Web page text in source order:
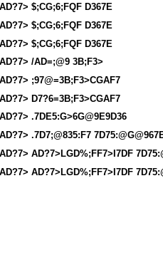
$;CG;6;FQF D367E
$;CG;6;FQF D367E
$;CG;6;FQF D367E
/AD=;@9 3B;F3>
;97@=3B;F3>CGAF7
D7?6=3B;F3>CGAF7
.7DE5:G>6G@9E9D36
.7D7;@835:F7
AD?7>LGD%;FF7>I7DF
AD?7>LGD%;FF7>I7DF